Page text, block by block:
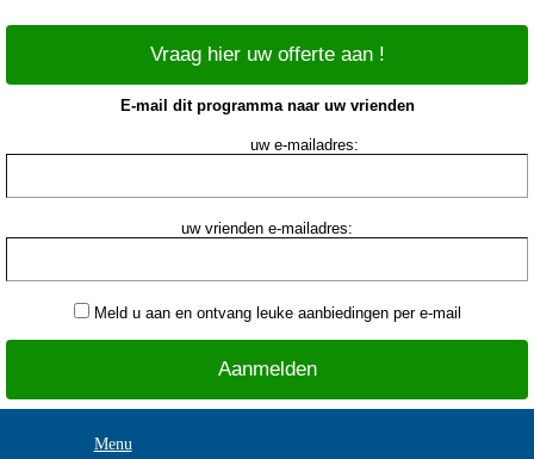
Vraag hier uw offerte aan !
E-mail dit programma naar uw vrienden
uw e-mailadres:
uw vrienden e-mailadres:
Meld u aan en ontvang leuke aanbiedingen per e-mail
Menu